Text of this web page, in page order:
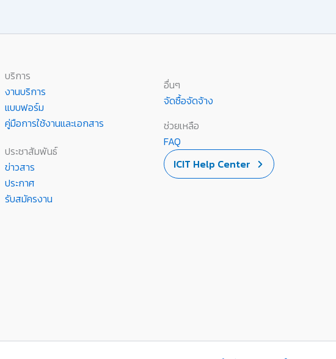
บริการ
งานบริการ
แบบฟอร์ม
คู่มือการใช้งานและเอกสาร
ประชาสัมพันธ์
ข่าวสาร
ประกาศ
รับสมัครงาน
อื่นๆ
จัดซื้อจัดจ้าง
ช่วยเหลือ
FAQ
ICIT Help Center